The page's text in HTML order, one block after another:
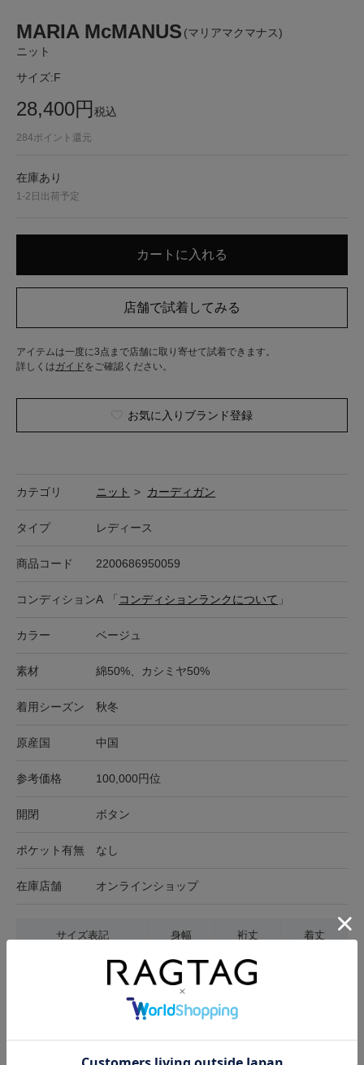
MARIA McMANUS (マリアマクマナス)
ニット
サイズ:F
28,400円税込
284ポイント還元
在庫あり
1-2日出荷予定
アイテムは一度に3点まで店舗に取り寄せて試着できます。
詳しくはガイド をご確認ください。
お気に入りブランド登録
カテゴリ ニット > カーディガン
タイプ レディース
商品コード 2200686950059
コンディションA 「 コンディションランクについて 」
カラー ベージュ
素材 綿50%、カシミヤ50%
着用シーズン 秋冬
原産国 中国
参考価格 100,000円位
開閉 ボタン
ポケット有無 なし
在庫店舗 オンラインショップ
サイズ表記 身幅 裄丈 着丈
54cm 87cm
サイズの測り方について